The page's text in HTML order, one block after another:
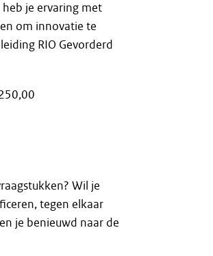
je ervaring met
om innovatie te
RIO Gevorderd
Wil je
tegen elkaar
je benieuwd naar de